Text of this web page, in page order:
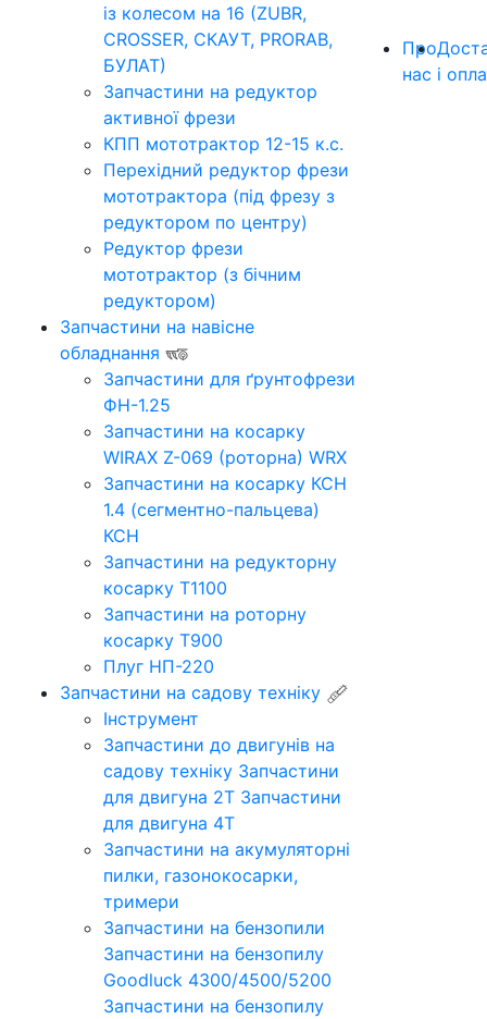
із колесом на 16 (ZUBR,
CROSSER, СКАУТ, PRORAB,
БУЛАТ)
Запчастини на редуктор
активної фрези
КПП мототрактор 12-15 к.с.
Перехідний редуктор фрези
мототрактора (під фрезу з
редуктором по центру)
Редуктор фрези
мототрактор (з бічним
редуктором)
Запчастини на навісне
обладнання
Запчастини для ґрунтофрези
ФН-1.25
Запчастини на косарку
WIRAX Z-069 (роторна) WRX
Запчастини на косарку КСН
1.4 (сегментно-пальцева)
КСН
Запчастини на редукторну
косарку Т1100
Запчастини на роторну
косарку Т900
Плуг НП-220
Запчастини на садову техніку
Інструмент
Запчастини до двигунів на
садову техніку Запчастини
для двигуна 2Т Запчастини
для двигуна 4Т
Запчастини на акумуляторні
пилки, газонокосарки,
тримери
Запчастини на бензопили
Запчастини на бензопилу
Goodluck 4300/4500/5200
Запчастини на бензопилу
Про
нас і